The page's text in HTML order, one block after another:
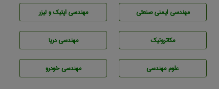
مهندسی ایمنی صنعتی مهندسی اپتیک و لیزر
مکاترونیک مهندسی دریا
علوم مهندسی مهندسی خودرو